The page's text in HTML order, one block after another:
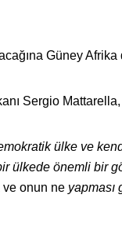
Güney
Sergio Mattarella,
ülke ve
ülkede önemli bir
ve onun ne yapması